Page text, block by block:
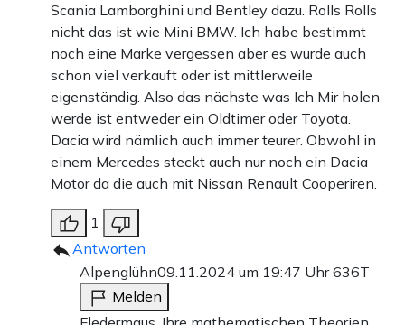
Scania Lamborghini und Bentley dazu. Rolls Rolls
nicht das ist wie Mini BMW. Ich habe bestimmt
noch eine Marke vergessen aber es wurde auch
schon viel verkauft oder ist mittlerweile
eigenständig. Also das nächste was Ich Mir holen
werde ist entweder ein Oldtimer oder Toyota.
Dacia wird nämlich auch immer teurer. Obwohl in
einem Mercedes steckt auch nur noch ein Dacia
Motor da die auch mit Nissan Renault Cooperiren.
1
Antworten
Alpenglühn09.11.2024 um 19:47 Uhr636T
Melden